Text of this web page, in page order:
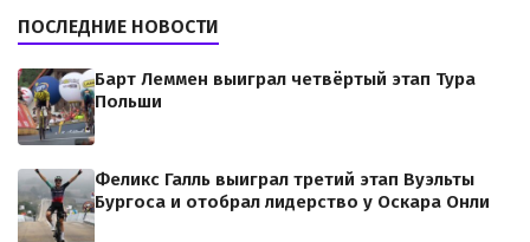
ПОСЛЕДНИЕ НОВОСТИ
Барт Леммен выиграл четвёртый этап Тура
Польши
Феликс Галль выиграл третий этап Вуэльты
Бургоса и отобрал лидерство у Оскара Онли